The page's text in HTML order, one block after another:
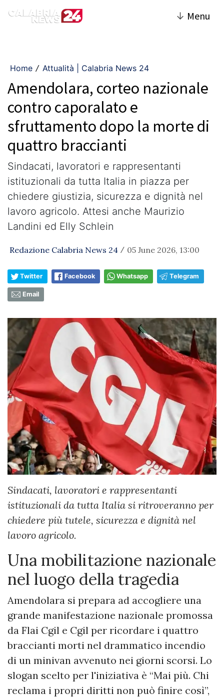
↓ Menu
Home / Attualità | Calabria News 24
Amendolara, corteo nazionale
contro caporalato e
sfruttamento dopo la morte di
quattro braccianti
Sindacati, lavoratori e rappresentanti
istituzionali da tutta Italia in piazza per
chiedere giustizia, sicurezza e dignità nel
lavoro agricolo. Attesi anche Maurizio
Landini ed Elly Schlein
Redazione Calabria News 24 / 05 June 2026, 13:00
Twitter Facebook Whatsapp Telegram
Email
Sindacati, lavoratori e rappresentanti
istituzionali da tutta Italia si ritroveranno per
chiedere più tutele, sicurezza e dignità nel
lavoro agricolo.
Una mobilitazione nazionale
nel luogo della tragedia
Amendolara si prepara ad accogliere una
grande manifestazione nazionale promossa
da Flai Cgil e Cgil per ricordare i quattro
braccianti morti nel drammatico incendio
di un minivan avvenuto nei giorni scorsi. Lo
slogan scelto per l'iniziativa è “Mai più. Chi
reclama i propri diritti non può finire così”,